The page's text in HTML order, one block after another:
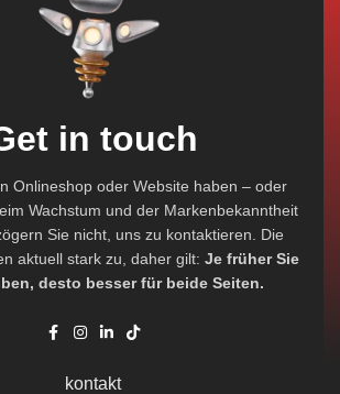
in touch
Onlineshop oder Website haben – oder
Wachstum und der Markenbekanntheit
Sie nicht, uns zu kontaktieren. Die
aktuell stark zu, daher gilt: Je früher Sie
desto besser für beide Seiten.
kontakt